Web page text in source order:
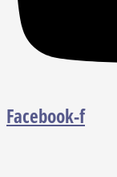
Facebook-f